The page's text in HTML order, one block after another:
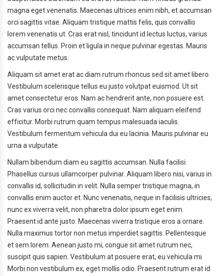
magna eget venenatis. Maecenas ultrices enim nibh, et accumsan
orci sagittis vitae. Aliquam tristique mattis felis, quis convallis
lorem venenatis ut. Cras erat nisl, tincidunt id lectus luctus, varius
accumsan tellus. Proin et ligula in neque pulvinar egestas. Mauris
ac vulputate metus.
Aliquam sit amet erat ac diam rutrum rhoncus sed sit amet libero.
Vestibulum scelerisque tellus eu justo volutpat euismod. Ut sit
amet consectetur eros. Nam ac hendrerit ante, non posuere est.
Cras varius orci nec convallis consequat. Nam aliquam eleifend
efficitur. Morbi rutrum quam tempus malesuada iaculis.
Vestibulum fermentum vehicula dui eu lacinia. Mauris pulvinar eu
urna a vulputate.
Nullam bibendum diam eu sagittis accumsan. Nulla facilisi.
Phasellus cursus ullamcorper pulvinar. Aliquam libero nisi, varius in
convallis id, sollicitudin in velit. Nulla semper tristique magna, in
convallis enim auctor et. Nunc venenatis, neque in facilisis ultricies,
nunc ex viverra velit, non pharetra dolor ipsum eget enim.
Praesent id ante justo. Maecenas viverra tristique eros a ornare.
Nulla maximus tortor non metus imperdiet sagittis. Pellentesque
et sem lorem. Aenean justo mi, congue sit amet rutrum nec,
suscipit quis sapien. Vestibulum at posuere erat, eu vehicula mi.
Morbi non vestibulum ex, eget mollis odio. Praesent rutrum erat id